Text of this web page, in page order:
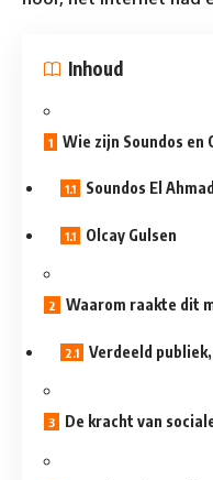
Inhoud
Wie zijn Soundos en
Soundos El
Olcay Gulsen
Waarom raakte dit
Verdeeld
De kracht van